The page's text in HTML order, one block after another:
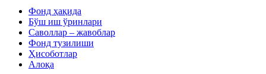
Фонд ҳақида
Бўш иш ўринлари
Саволлар – жавоблар
Фонд тузилиши
Ҳисоботлар
Алоқа